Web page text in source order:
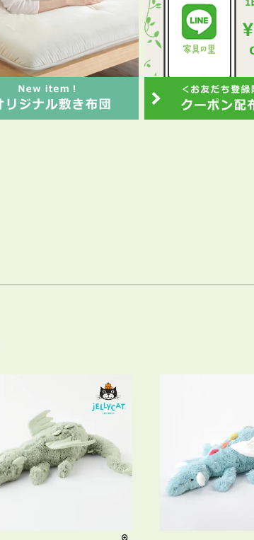
在庫なし商品
在庫なし商品を表示しない
商品番号